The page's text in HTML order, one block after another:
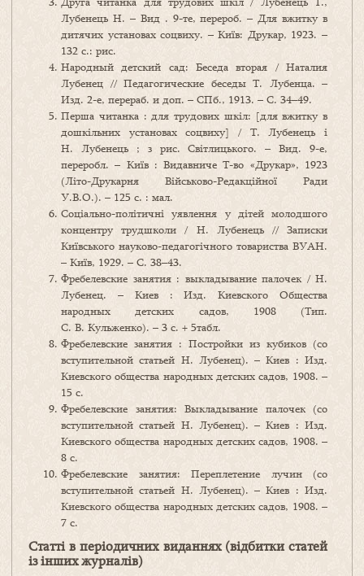
Лубенець Н. – Вид . 9-те, перероб. – Для вжитку в
дитячих установах соцвиху. – Київ: Друкар, 1923. –
132 с.: рис.
Народный детский сад: Беседа вторая / Наталия
Лубенец // Педагогические беседы Т. Лубенца. –
Изд. 2-е, перераб. и доп. – СПб., 1913. – С. 34–49.
Перша читанка : для трудових шкіл: [для вжитку в
дошкільних установах соцвиху] / Т. Лубенець і
Н. Лубенець ; з рис. Світлицького. – Вид. 9-е,
переробл. – Київ : Видавниче Т-во «Друкар», 1923
(Літо-Друкарня Військово-Редакційної Ради
У.В.О.). – 125 с. : мал.
Соціально-політичні уявлення у дітей молодшого
концентру трудшколи / Н. Лубенець // Записки
Київського науково-педагогічного товариства ВУАН.
– Київ, 1929. – С. 38–43.
Фребелевские занятия : выкладывание палочек / Н.
Лубенец. – Киев : Изд. Киевского Общества
народных детских садов, 1908 (Тип.
С. В. Кульженко). – 3 с. + 5табл.
Фребелевские занятия : Постройки из кубиков (со
вступительной статьей Н. Лубенец). – Киев : Изд.
Киевского общества народных детских садов, 1908. –
15 с.
Фребелевские занятия: Выкладывание палочек (со
вступительной статьей Н. Лубенец). – Киев : Изд.
Киевского общества народных детских садов, 1908. –
8 с.
Фребелевские занятия: Переплетение лучин (со
вступительной статьей Н. Лубенец). – Киев : Изд.
Киевского общества народных детских садов, 1908. –
7 с.
Статті в періодичних виданнях (відбитки статей
із інших журналів)